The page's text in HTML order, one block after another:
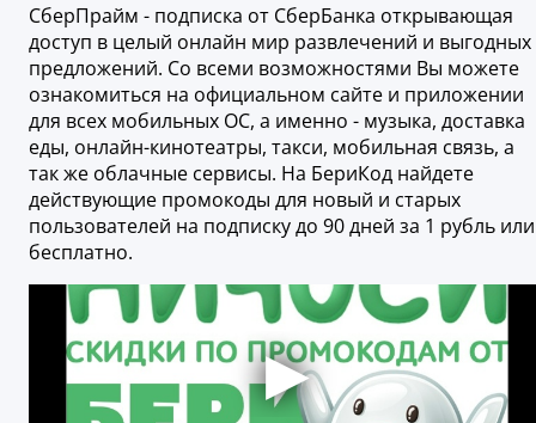
СберПрайм - подписка от СберБанка открывающая
доступ в целый онлайн мир развлечений и выгодных
предложений. Со всеми возможностями Вы можете
ознакомиться на официальном сайте и приложении
для всех мобильных ОС, а именно - музыка, доставка
еды, онлайн-кинотеатры, такси, мобильная связь, а
так же облачные сервисы. На БериКод найдете
действующие промокоды для новый и старых
пользователей на подписку до 90 дней за 1 рубль или
бесплатно.